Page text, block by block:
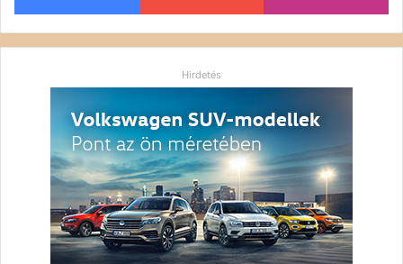
Hirdetés